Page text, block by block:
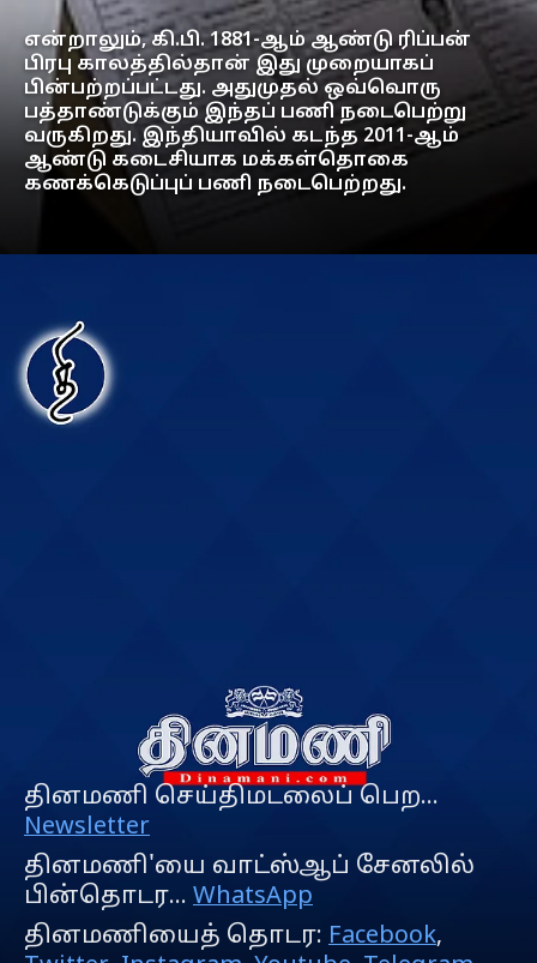
என்றாலும், கி.பி. 1881-ஆம் ஆண்டு ரிப்பன்
பிரபு காலத்தில்தான் இது முறையாகப்
பின்பற்றப்பட்டது. அதுமுதல் ஒவ்வொரு
பத்தாண்டுக்கும் இந்தப் பணி நடைபெற்று
வருகிறது. இந்தியாவில் கடந்த 2011-ஆம்
ஆண்டு கடைசியாக மக்கள்தொகை
கணக்கெடுப்புப் பணி நடைபெற்றது.
தினமணி செய்திமடலைப் பெற...
Newsletter
தினமணி'யை வாட்ஸ்ஆப் சேனலில்
பின்தொடர... WhatsApp
தினமணியைத் தொடர: Facebook,